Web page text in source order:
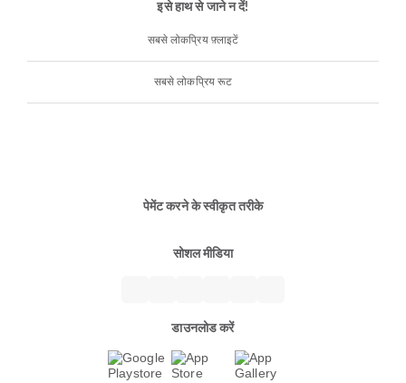
इसे हाथ से जाने न दें!
सबसे लोकप्रिय फ़्लाइटें
सबसे लोकप्रिय रूट
पेमेंट करने के स्वीकृत तरीके
सोशल मीडिया
डाउनलोड करें